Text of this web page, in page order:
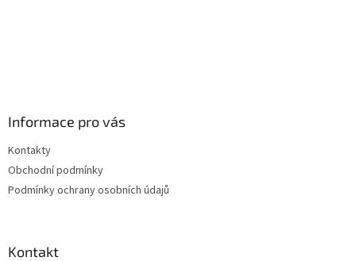
Informace pro vás
Kontakty
Obchodní podmínky
Podmínky ochrany osobních údajů
Kontakt